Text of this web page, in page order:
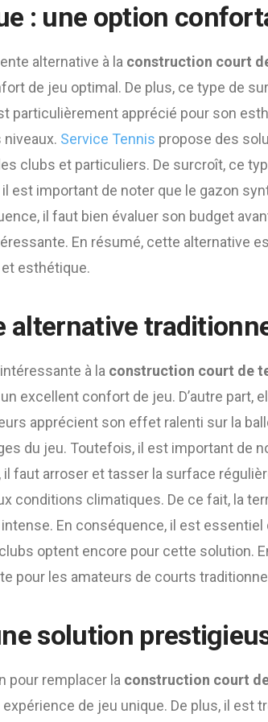
: une option
alternative à la construction court
de jeu optimal. De plus, ce type de
particulièrement apprécié pour son
Service Tennis propose des
clubs et particuliers. De surcroît, ce
est important de noter que le gazon
il faut bien évaluer son budget
En résumé, cette alternative
esthétique.
alternative
à la construction court de
un excellent confort de jeu. D’autre part,
apprécient son effet ralenti sur la
du jeu. Toutefois, il est important de
faut arroser et tasser la surface
conditions climatiques. De ce fait, la
En conséquence, il est essentiel
optent encore pour cette solution.
pour les amateurs de courts
solution
pour remplacer la construction court
de jeu unique. De plus, il est